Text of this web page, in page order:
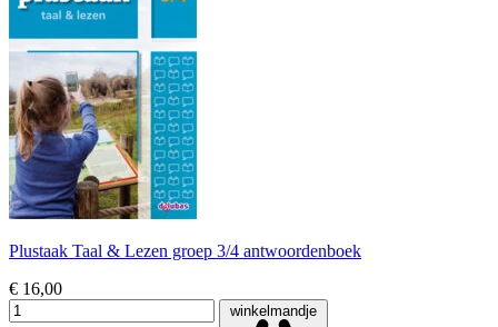
Plustaak Taal & Lezen groep 3/4 antwoordenboek
€ 16,00
winkelmandje